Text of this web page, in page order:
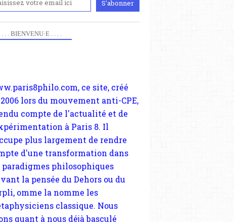
. . . . BIENVENU·E . . . .
ce site, créé
plus largement de rendre
d'une transformation dans
paradigmes philosophiques
la pensée du Dehors ou du
omme la nomme les
classique. Nous
quant à nous déjà basculé
dans la modernité
résolvant la plupart des
philosophique du WWe
Cette pensée hors contrat est